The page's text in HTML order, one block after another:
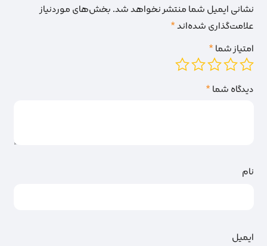
نشانی ایمیل شما منتشر نخواهد شد.بخش‌های موردنیاز
علامت‌گذاری شده‌اند*
امتیاز شما*
دیدگاه شما*
نام
ایمیل